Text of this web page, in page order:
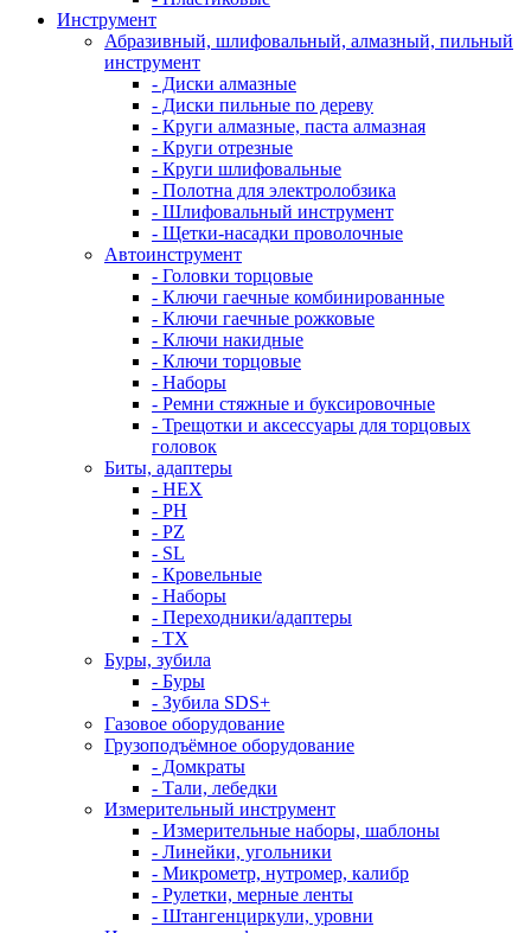
Инструмент
Абразивный, шлифовальный, алмазный, пильный
инструмент
- Диски алмазные
- Диски пильные по дереву
- Круги алмазные, паста алмазная
- Круги отрезные
- Круги шлифовальные
- Полотна для электролобзика
- Шлифовальный инструмент
- Щетки-насадки проволочные
Автоинструмент
- Головки торцовые
- Ключи гаечные комбинированные
- Ключи гаечные рожковые
- Ключи накидные
- Ключи торцовые
- Наборы
- Ремни стяжные и буксировочные
- Трещотки и аксессуары для торцовых
головок
Биты, адаптеры
- HEX
- PH
- PZ
- SL
- Кровельные
- Наборы
- Переходники/адаптеры
- ТX
Буры, зубила
- Буры
- Зубила SDS+
Газовое оборудование
Грузоподъёмное оборудование
- Домкраты
- Тали, лебедки
Измерительный инструмент
- Измерительные наборы, шаблоны
- Линейки, угольники
- Микрометр, нутромер, калибр
- Рулетки, мерные ленты
- Штангенциркули, уровни